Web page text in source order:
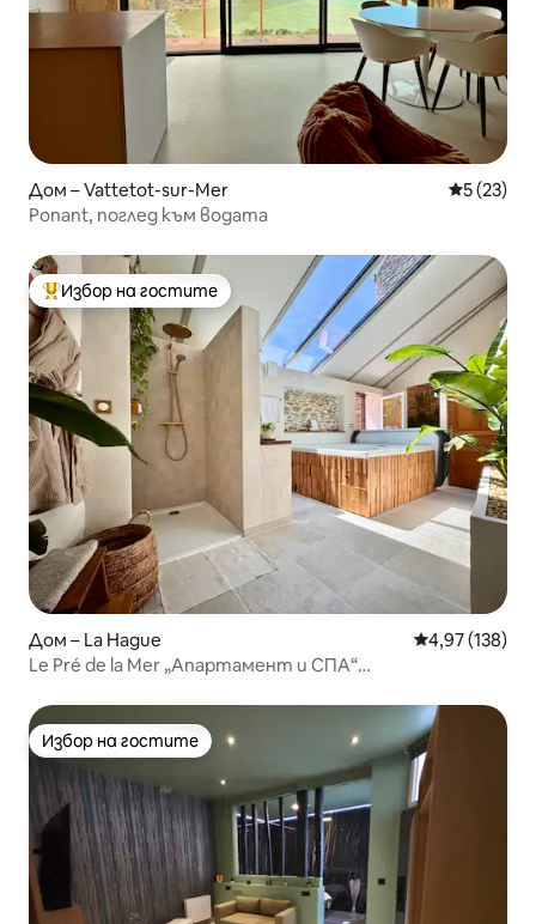
Дом – Vattetot-sur-Mer Средна
5 (23)
Ponant, поглед към водата
Най-популярен избор на гостите
Избор на гостите
Дом – La Hague Средна
4,97 (138)
Le Pré de la Mer „Апартамент и СПА“
Избор на гостите
Избор на гостите